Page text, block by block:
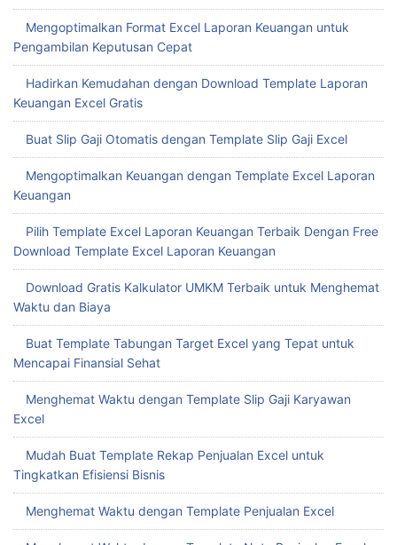
Mengoptimalkan Format Excel Laporan Keuangan untuk
Pengambilan Keputusan Cepat
Hadirkan Kemudahan dengan Download Template Laporan
Keuangan Excel Gratis
Buat Slip Gaji Otomatis dengan Template Slip Gaji Excel
Mengoptimalkan Keuangan dengan Template Excel Laporan
Keuangan
Pilih Template Excel Laporan Keuangan Terbaik Dengan Free
Download Template Excel Laporan Keuangan
Download Gratis Kalkulator UMKM Terbaik untuk Menghemat
Waktu dan Biaya
Buat Template Tabungan Target Excel yang Tepat untuk
Mencapai Finansial Sehat
Menghemat Waktu dengan Template Slip Gaji Karyawan
Excel
Mudah Buat Template Rekap Penjualan Excel untuk
Tingkatkan Efisiensi Bisnis
Menghemat Waktu dengan Template Penjualan Excel